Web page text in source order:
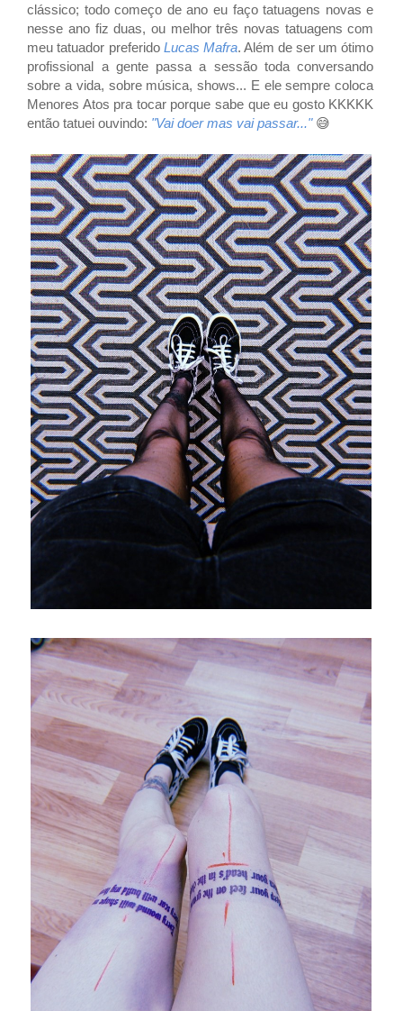
clássico; todo começo de ano eu faço tatuagens novas e
nesse ano fiz duas, ou melhor três novas tatuagens com
meu tatuador preferido Lucas Mafra. Além de ser um ótimo
profissional a gente passa a sessão toda conversando
sobre a vida, sobre música, shows... E ele sempre coloca
Menores Atos pra tocar porque sabe que eu gosto KKKKK
então tatuei ouvindo: "Vai doer mas vai passar..." 😅